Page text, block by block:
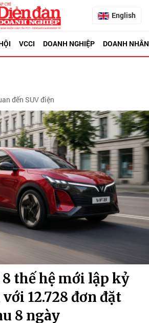
English
VCCI DOANH NGHIỆP DOANH NHÂN
đến SUV điện
thế hệ mới lập kỷ
12.728 đơn đặt
8 ngày